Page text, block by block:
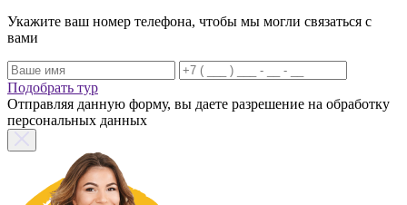
Укажите ваш номер телефона, чтобы мы могли связаться с
вами
Подобрать тур
Отправляя данную форму, вы даете разрешение на обработку
персональных данных